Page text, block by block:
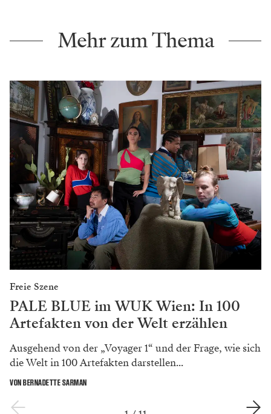
Mehr zum Thema
Freie Szene
PALE BLUE im WUK Wien: In 100
Artefakten von der Welt erzählen
Ausgehend von der „Voyager 1“ und der Frage, wie sich
die Welt in 100 Artefakten darstellen...
VON BERNADETTE SARMAN